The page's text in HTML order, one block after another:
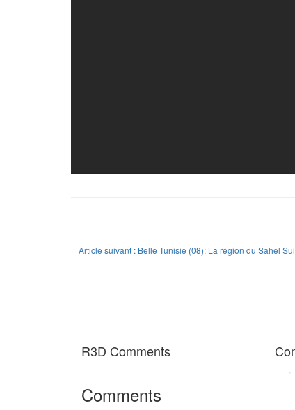
Article suivant : Belle Tunisie (08): La région du Sahel
R3D Comments
Comments